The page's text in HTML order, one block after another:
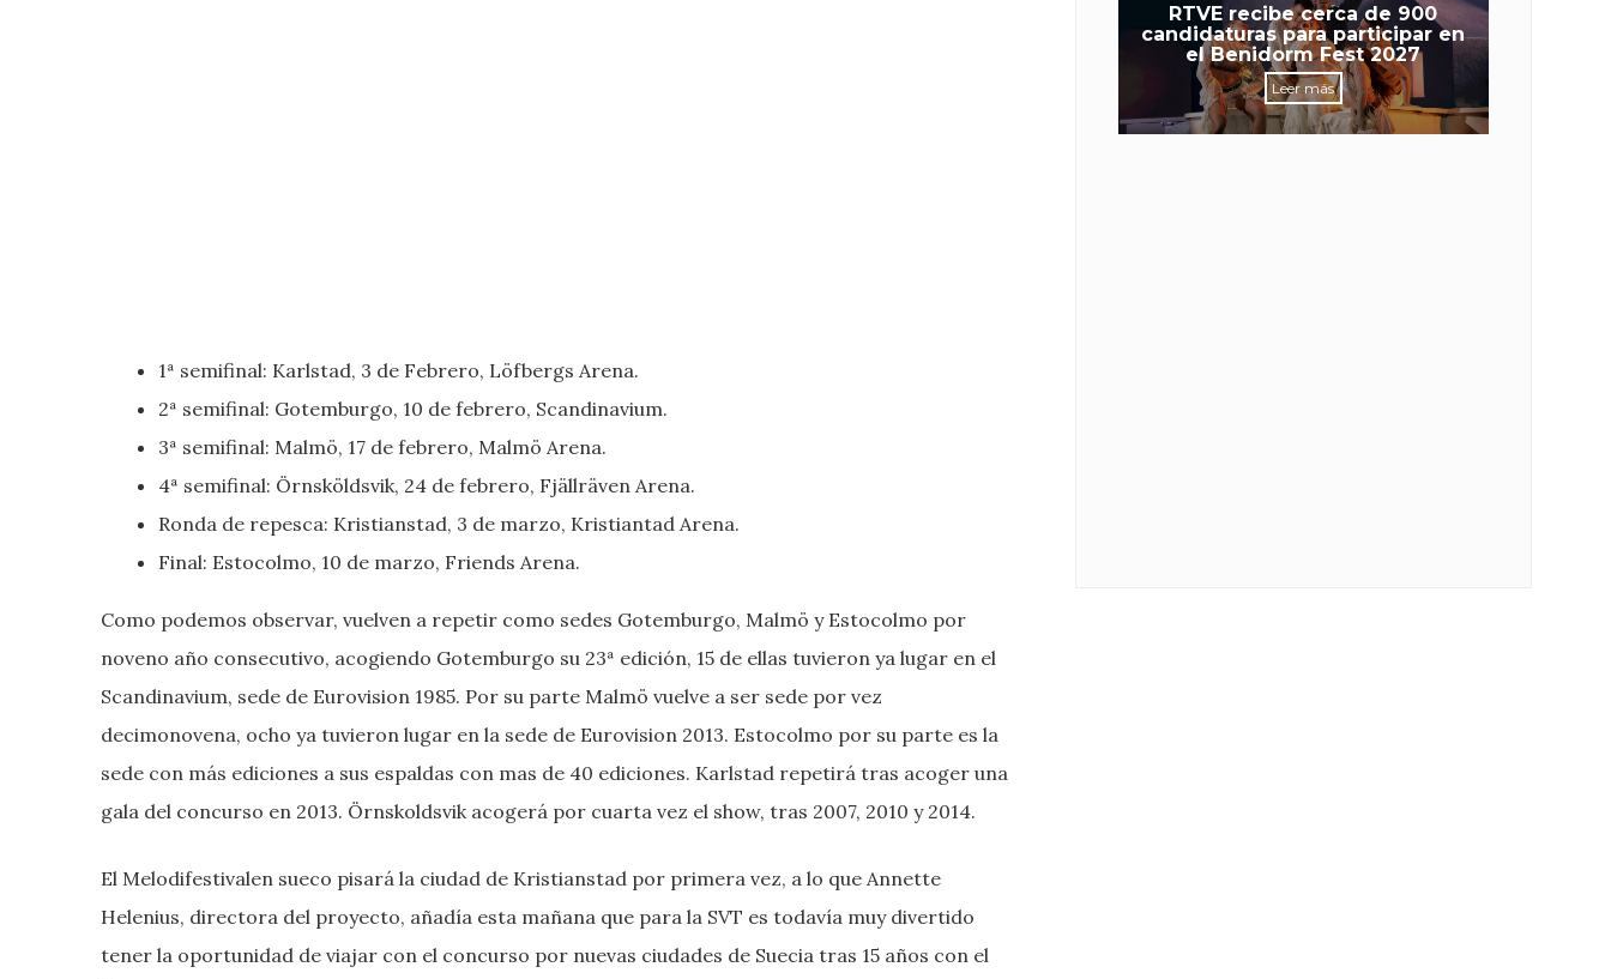
1ª semifinal: Karlstad, 3 de Febrero, Löfbergs Arena.
2ª semifinal: Gotemburgo, 10 de febrero, Scandinavium.
3ª semifinal: Malmö, 17 de febrero, Malmö Arena.
4ª semifinal: Örnsköldsvik, 24 de febrero, Fjällräven Arena.
Ronda de repesca: Kristianstad, 3 de marzo, Kristiantad Arena.
Final: Estocolmo, 10 de marzo, Friends Arena.
Como podemos observar, vuelven a repetir como sedes Gotemburgo, Malmö y Estocolmo por
noveno año consecutivo, acogiendo Gotemburgo su 23ª edición, 15 de ellas tuvieron ya lugar en el
Scandinavium, sede de Eurovision 1985. Por su parte Malmö vuelve a ser sede por vez
decimonovena, ocho ya tuvieron lugar en la sede de Eurovision 2013. Estocolmo por su parte es la
sede con más ediciones a sus espaldas con mas de 40 ediciones. Karlstad repetirá tras acoger una
gala del concurso en 2013. Örnskoldsvik acogerá por cuarta vez el show, tras 2007, 2010 y 2014.
El Melodifestivalen sueco pisará la ciudad de Kristianstad por primera vez, a lo que Annette
Helenius, directora del proyecto, añadía esta mañana que para la SVT es todavía muy divertido
tener la oportunidad de viajar con el concurso por nuevas ciudades de Suecia tras 15 años con el
RTVE recibe cerca de 900
candidaturas para participar en
el Benidorm Fest 2027
Leer más